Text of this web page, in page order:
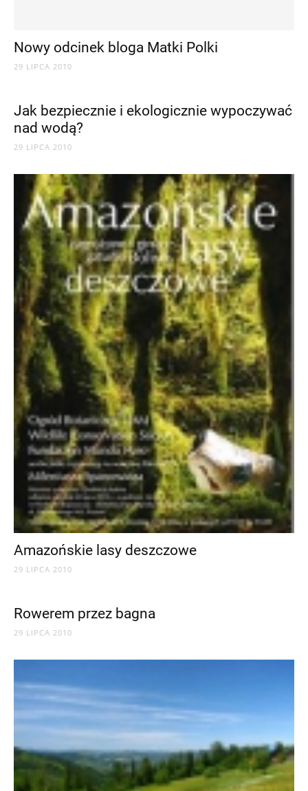
Nowy odcinek bloga Matki Polki
29 LIPCA 2010
Jak bezpiecznie i ekologicznie wypoczywać
nad wodą?
29 LIPCA 2010
Amazońskie lasy deszczowe
29 LIPCA 2010
Rowerem przez bagna
29 LIPCA 2010